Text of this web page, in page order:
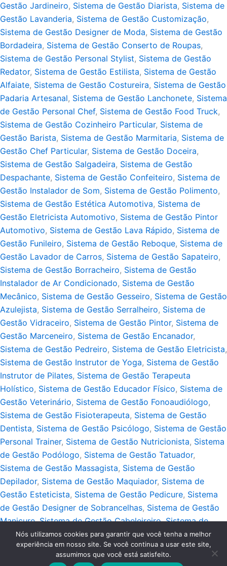
Gestão Jardineiro, Sistema de Gestão Diarista, Sistema de
Gestão Lavanderia, Sistema de Gestão Customização,
Sistema de Gestão Designer de Moda, Sistema de Gestão
Bordadeira, Sistema de Gestão Conserto de Roupas,
Sistema de Gestão Personal Stylist, Sistema de Gestão
Redator, Sistema de Gestão Estilista, Sistema de Gestão
Alfaiate, Sistema de Gestão Costureira, Sistema de Gestão
Padaria Artesanal, Sistema de Gestão Lanchonete, Sistema
de Gestão Personal Chef, Sistema de Gestão Food Truck,
Sistema de Gestão Cozinheiro Particular, Sistema de
Gestão Barista, Sistema de Gestão Marmitaria, Sistema de
Gestão Chef Particular, Sistema de Gestão Doceira,
Sistema de Gestão Salgadeira, Sistema de Gestão
Despachante, Sistema de Gestão Confeiteiro, Sistema de
Gestão Instalador de Som, Sistema de Gestão Polimento,
Sistema de Gestão Estética Automotiva, Sistema de
Gestão Eletricista Automotivo, Sistema de Gestão Pintor
Automotivo, Sistema de Gestão Lava Rápido, Sistema de
Gestão Funileiro, Sistema de Gestão Reboque, Sistema de
Gestão Lavador de Carros, Sistema de Gestão Sapateiro,
Sistema de Gestão Borracheiro, Sistema de Gestão
Instalador de Ar Condicionado, Sistema de Gestão
Mecânico, Sistema de Gestão Gesseiro, Sistema de Gestão
Azulejista, Sistema de Gestão Serralheiro, Sistema de
Gestão Vidraceiro, Sistema de Gestão Pintor, Sistema de
Gestão Marceneiro, Sistema de Gestão Encanador,
Sistema de Gestão Pedreiro, Sistema de Gestão Eletricista,
Sistema de Gestão Instrutor de Yoga, Sistema de Gestão
Instrutor de Pilates, Sistema de Gestão Terapeuta
Holístico, Sistema de Gestão Educador Físico, Sistema de
Gestão Veterinário, Sistema de Gestão Fonoaudiólogo,
Sistema de Gestão Fisioterapeuta, Sistema de Gestão
Dentista, Sistema de Gestão Psicólogo, Sistema de Gestão
Personal Trainer, Sistema de Gestão Nutricionista, Sistema
de Gestão Podólogo, Sistema de Gestão Tatuador,
Sistema de Gestão Massagista, Sistema de Gestão
Depilador, Sistema de Gestão Maquiador, Sistema de
Gestão Esteticista, Sistema de Gestão Pedicure, Sistema
de Gestão Designer de Sobrancelhas, Sistema de Gestão
Manicure,Sistema de Gestão Cabeleireiro,Sistema de
Gestão Barbeiro ,Sistema de Gestão Guincho
Copyright © 2026 Blog Sistemas Próprios | Webmaster:
MKT
Produtos Digitais.
Nós utilizamos cookies para garantir que você tenha a melhor
experiência em nosso site. Se você continua a usar este site,
assumimos que você está satisfeito.